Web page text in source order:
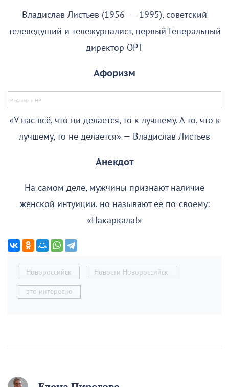
Владислав Листьев (1956 — 1995), советский
телеведущий и тележурналист, первый Генеральный
директор ОРТ
Афоризм
«У нас всё, что ни делается, то к лучшему. А то, что к
лучшему, то не делается» — Владислав Листьев
Анекдот
На самом деле, мужчины признают наличие
женской интуиции, но называют её по-своему:
«Накаркала!»
Новороссийск Новости Новороссийск
это интересно